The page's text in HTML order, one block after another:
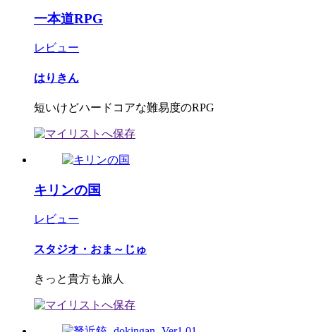
一本道RPG
レビュー
はりきん
短いけどハードコアな難易度のRPG
キリンの国
レビュー
スタジオ・おま～じゅ
きっと貴方も旅人